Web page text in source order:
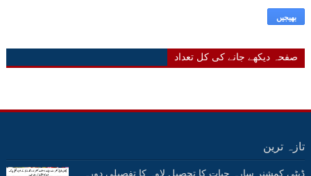
صفحہ دیکھے جانے کی کل تعداد
تازہ ترین
ڈپٹی کمشنر سارہ حیات کا تحصیل لاوہ کا تفصیلی دورہ